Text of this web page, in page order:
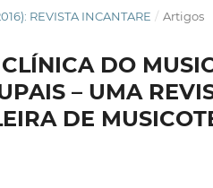
REVISTA INCANTARE / Artigos
DO
– UMA
DE